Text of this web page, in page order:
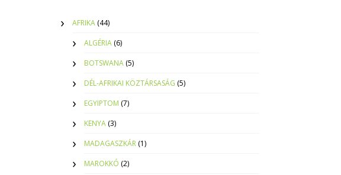
AFRIKA (44)
ALGÉRIA (6)
BOTSWANA (5)
DÉL-AFRIKAI KÖZTÁRSASÁG (5)
EGYIPTOM (7)
KENYA (3)
MADAGASZKÁR (1)
MAROKKÓ (2)